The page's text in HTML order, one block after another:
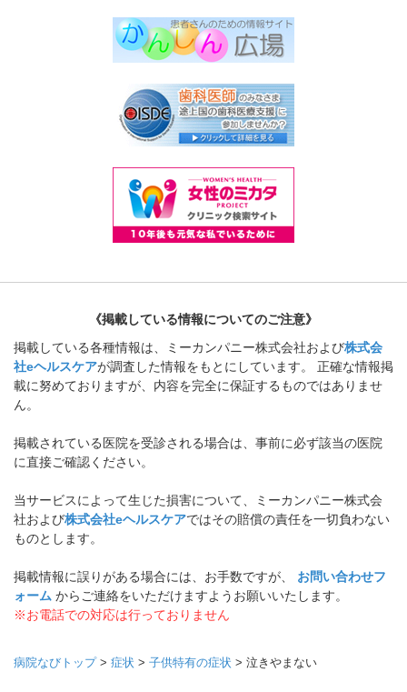
《掲載している情報についてのご注意》
掲載している各種情報は、ミーカンパニー株式会社および株式会
社eヘルスケアが調査した情報をもとにしています。 正確な情報掲
載に努めておりますが、内容を完全に保証するものではありませ
ん。
掲載されている医院を受診される場合は、事前に必ず該当の医院
に直接ご確認ください。
当サービスによって生じた損害について、ミーカンパニー株式会
社および株式会社eヘルスケアではその賠償の責任を一切負わない
ものとします。
掲載情報に誤りがある場合には、お手数ですが、 お問い合わせフ
ォーム からご連絡をいただけますようお願いいたします。
※お電話での対応は行っておりません
病院なびトップ> 症状 > 子供特有の症状 > 泣きやまない